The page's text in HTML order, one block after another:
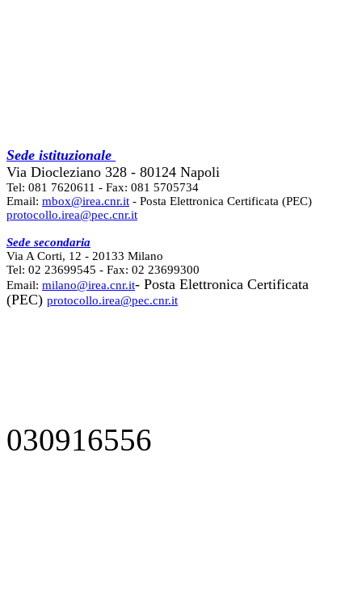
Sede istituzionale
Via Diocleziano 328 - 80124 Napoli
Tel: 081 7620611 - Fax: 081 5705734
Email: mbox@irea.cnr.it - Posta Elettronica Certificata (PEC)
protocollo.irea@pec.cnr.it
Sede secondaria
Via A Corti, 12 - 20133 Milano
Tel: 02 23699545 - Fax: 02 23699300
Email: milano@irea.cnr.it- Posta Elettronica Certificata
(PEC) protocollo.irea@pec.cnr.it
030916556